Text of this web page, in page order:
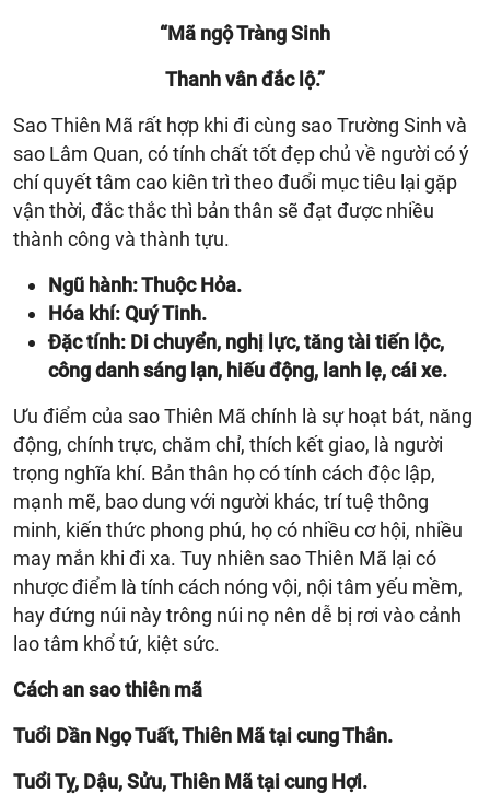
“Mã ngộ Tràng Sinh
Thanh vân đắc lộ.”
Sao Thiên Mã rất hợp khi đi cùng sao Trường Sinh và
sao Lâm Quan, có tính chất tốt đẹp chủ về người có ý
chí quyết tâm cao kiên trì theo đuổi mục tiêu lại gặp
vận thời, đắc thắc thì bản thân sẽ đạt được nhiều
thành công và thành tựu.
Ngũ hành: Thuộc Hỏa.
Hóa khí: Quý Tinh.
Đặc tính: Di chuyển, nghị lực, tăng tài tiến lộc,
công danh sáng lạn, hiếu động, lanh lẹ, cái xe.
Ưu điểm của sao Thiên Mã chính là sự hoạt bát, năng
động, chính trực, chăm chỉ, thích kết giao, là người
trọng nghĩa khí. Bản thân họ có tính cách độc lập,
mạnh mẽ, bao dung với người khác, trí tuệ thông
minh, kiến thức phong phú, họ có nhiều cơ hội, nhiều
may mắn khi đi xa. Tuy nhiên sao Thiên Mã lại có
nhược điểm là tính cách nóng vội, nội tâm yếu mềm,
hay đứng núi này trông núi nọ nên dễ bị rơi vào cảnh
lao tâm khổ tứ, kiệt sức.
Cách an sao thiên mã
Tuổi Dần Ngọ Tuất, Thiên Mã tại cung Thân.
Tuổi Tỵ, Dậu, Sửu, Thiên Mã tại cung Hợi.